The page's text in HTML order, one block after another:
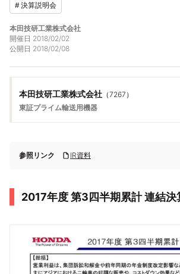
#決算説明会
本田技研工業株式会社
開催日 2018/02/02
公開日 2018/02/08
本田技研工業株式会社 （7267 ）
東証プライム輸送用機器
参照リンク IR資料
2017年度 第3四半期累計 連結決